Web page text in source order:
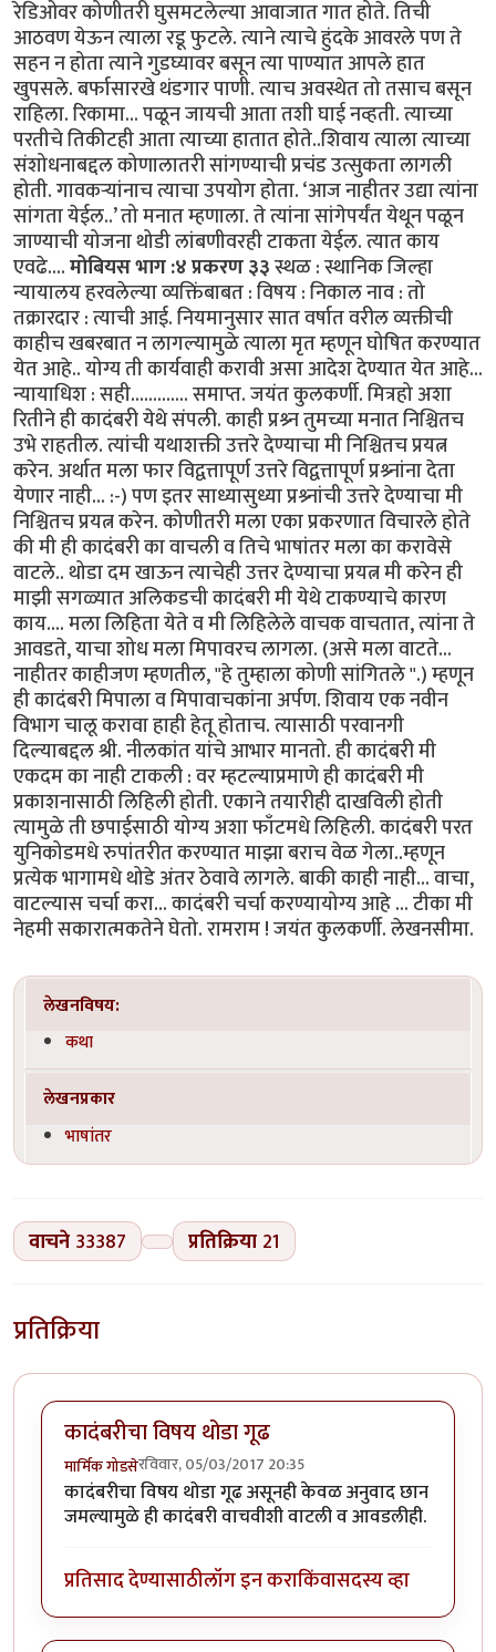
रेडिओवर कोणीतरी घुसमटलेल्या आवाजात गात होते. तिची
आठवण येऊन त्याला रडू फुटले. त्याने त्याचे हुंदके आवरले पण ते
सहन न होता त्याने गुडघ्यावर बसून त्या पाण्यात आपले हात
खुपसले. बर्फासारखे थंडगार पाणी. त्याच अवस्थेत तो तसाच बसून
राहिला. रिकामा... पळून जायची आता तशी घाई नव्हती. त्याच्या
परतीचे तिकीटही आता त्याच्या हातात होते..शिवाय त्याला त्याच्या
संशोधनाबद्दल कोणालातरी सांगण्याची प्रचंड उत्सुकता लागली
होती. गावकर्‍यांनाच त्याचा उपयोग होता. ‘आज नाहीतर उद्या त्यांना
सांगता येईल..’ तो मनात म्हणाला. ते त्यांना सांगेपर्यंत येथून पळून
जाण्याची योजना थोडी लांबणीवरही टाकता येईल. त्यात काय
एवढे....मोबियस भाग :४ प्रकरण ३३स्थळ : स्थानिक जिल्हा
न्यायालय हरवलेल्या व्यक्तिंबाबत : विषय : निकाल नाव : तो
तक्रारदार : त्याची आई. नियमानुसार सात वर्षात वरील व्यक्तीची
काहीच खबरबात न लागल्यामुळे त्याला मृत म्हणून घोषित करण्यात
येत आहे.. योग्य ती कार्यवाही करावी असा आदेश देण्यात येत आहे...
न्यायाधिश : सही............. समाप्त. जयंत कुलकर्णी. मित्रहो अशा
रितीने ही कादंबरी येथे संपली. काही प्रश्र्न तुमच्या मनात निश्चितच
उभे राहतील. त्यांची यथाशक्ती उत्तरे देण्याचा मी निश्चितच प्रयत्न
करेन. अर्थात मला फार विद्वत्तापूर्ण उत्तरे विद्वत्तापूर्ण प्रश्र्नांना देता
येणार नाही... :-) पण इतर साध्यासुध्या प्रश्र्नांची उत्तरे देण्याचा मी
निश्चितच प्रयत्न करेन. कोणीतरी मला एका प्रकरणात विचारले होते
की मी ही कादंबरी का वाचली व तिचे भाषांतर मला का करावेसे
वाटले.. थोडा दम खाऊन त्याचेही उत्तर देण्याचा प्रयत्न मी करेन ही
माझी सगळ्यात अलिकडची कादंबरी मी येथे टाकण्याचे कारण
काय.... मला लिहिता येते व मी लिहिलेले वाचक वाचतात, त्यांना ते
आवडते, याचा शोध मला मिपावरच लागला. (असे मला वाटते...
नाहीतर काहीजण म्हणतील, "हे तुम्हाला कोणी सांगितले ''.) म्हणून
ही कादंबरी मिपाला व मिपावाचकांना अर्पण. शिवाय एक नवीन
विभाग चालू करावा हाही हेतू होताच. त्यासाठी परवानगी
दिल्याबद्दल श्री. नीलकांत यांचे आभार मानतो. ही कादंबरी मी
एकदम का नाही टाकली : वर म्हटल्याप्रमाणे ही कादंबरी मी
प्रकाशनासाठी लिहिली होती. एकाने तयारीही दाखविली होती
त्यामुळे ती छपाईसाठी योग्य अशा फाँटमधे लिहिली. कादंबरी परत
युनिकोडमधे रुपांतरीत करण्यात माझा बराच वेळ गेला..म्हणून
प्रत्येक भागामधे थोडे अंतर ठेवावे लागले. बाकी काही नाही... वाचा,
वाटल्यास चर्चा करा... कादंबरी चर्चा करण्यायोग्य आहे ... टीका मी
नेहमी सकारात्मकतेने घेतो. रामराम ! जयंत कुलकर्णी. लेखनसीमा.
लेखनविषय:
कथा
लेखनप्रकार
भाषांतर
वाचने 33387 प्रतिक्रिया 21
प्रतिक्रिया
कादंबरीचा विषय थोडा गूढ
मार्मिक गोडसेरविवार, 05/03/2017 20:35
कादंबरीचा विषय थोडा गूढ असूनही केवळ अनुवाद छान
जमल्यामुळे ही कादंबरी वाचवीशी वाटली व आवडलीही.
प्रतिसाद देण्यासाठीलॉग इन कराकिंवासदस्य व्हा